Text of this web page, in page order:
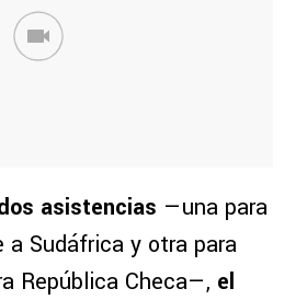
asistencias —una para
Sudáfrica y otra para
República Checa—, el